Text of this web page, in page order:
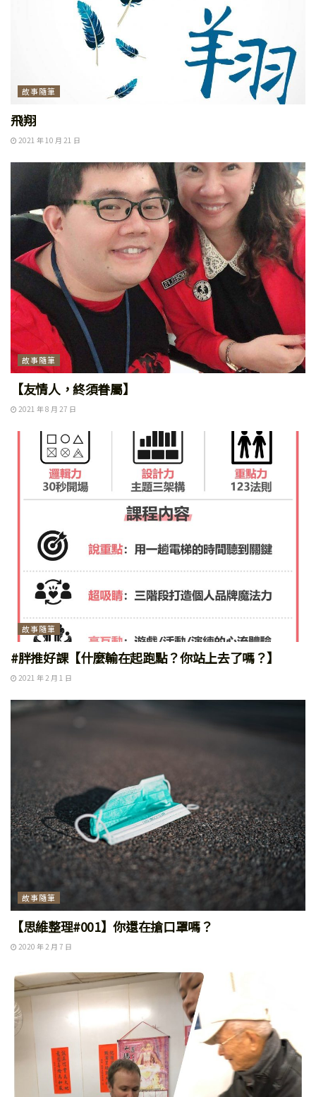
故事隨筆
飛翔
2021 年 10 月 21 日
故事隨筆
【友情人，終須眷屬】
2021 年 8 月 27 日
故事隨筆
#胖推好課【什麼輸在起跑點？你站上去了嗎？】
2021 年 2 月 1 日
故事隨筆
【思維整理#001】你還在搶口罩嗎？
2020 年 2 月 7 日